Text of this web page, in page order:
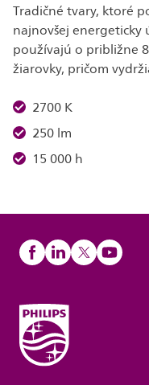
Tradičné tvary, ktoré
najnovšej energeticky
používajú o približne
žiarovky, pričom
2700 K
250 lm
15 000 h